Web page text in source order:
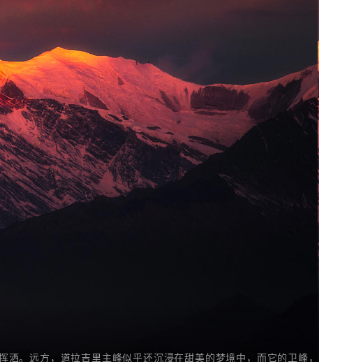
。远方，道拉吉里主峰似乎还沉浸在甜美的梦境中，而它的卫峰，却已